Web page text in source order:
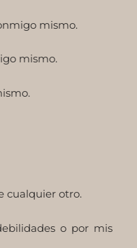
mismo.
mismo.
cualquier otro.
o por mis